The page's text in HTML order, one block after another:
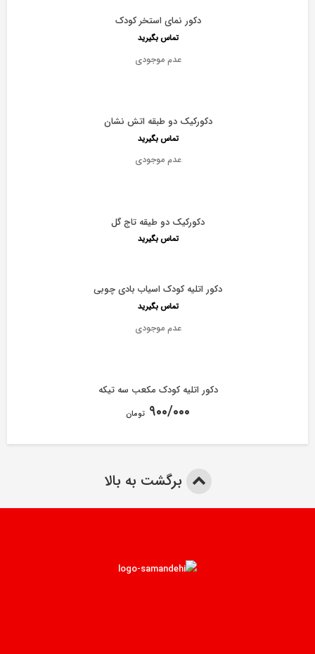
دکور نمای استخر کودک
تماس بگیرید
عدم موجودی
دکورکیک دو طبقه اتش نشان
تماس بگیرید
عدم موجودی
دکورکیک دو طیقه تاج گل
تماس بگیرید
دکور اتلیه کودک اسیاب بادی چوبی
تماس بگیرید
عدم موجودی
دکور اتلیه کودک مکعب سه تیکه
۹۰۰/۰۰۰ تومان
برگشت به بالا